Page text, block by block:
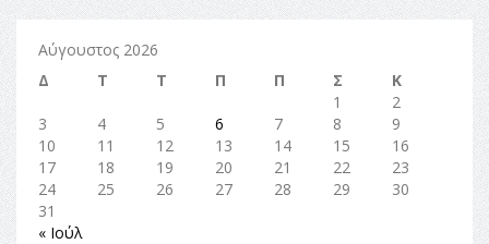
Αύγουστος 2026
Δ
Τ Τ Π Π Σ
Κ
1
2
3
4 5 6 7 8
9
10
11 12 13 14 15
16
17
18 19 20 21 22
23
24
25 26 27 28 29
30
31
« Ιούλ